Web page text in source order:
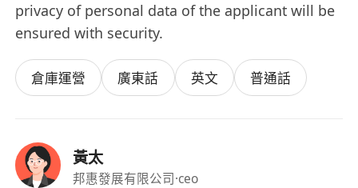
privacy of personal data of the applicant will be
ensured with security.
倉庫運營 廣東話 英文 普通話
黃太
邦惠發展有限公司·ceo